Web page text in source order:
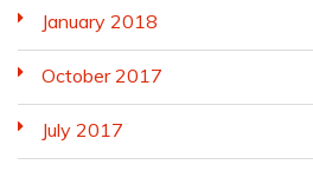
January 2018
October 2017
July 2017